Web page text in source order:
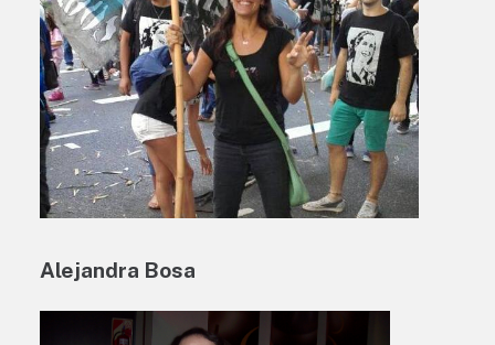
Alejandra Bosa